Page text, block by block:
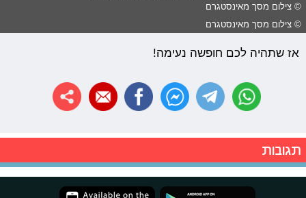
© צילום מסך מאינסטגרם
© צילום מסך מאינסטגרם
אז שתהיה לכם חופשה נעימה!
תגובות